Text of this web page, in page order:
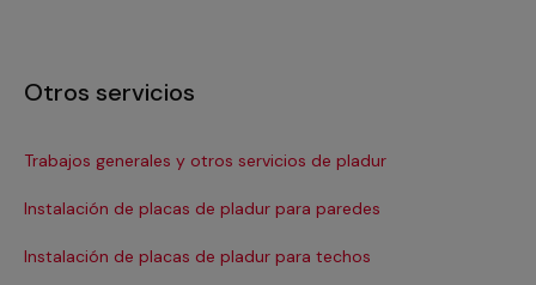
Otros servicios
Trabajos generales y otros servicios de pladur
Instalación de placas de pladur para paredes
Instalación de placas de pladur para techos